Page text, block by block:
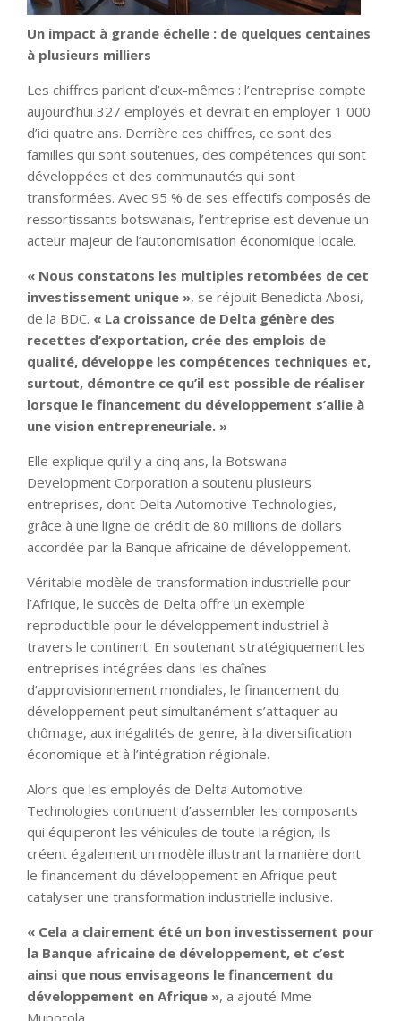
Un impact à grande échelle : de quelques centaines
à plusieurs milliers
Les chiffres parlent d’eux-mêmes : l’entreprise compte
aujourd’hui 327 employés et devrait en employer 1 000
d’ici quatre ans. Derrière ces chiffres, ce sont des
familles qui sont soutenues, des compétences qui sont
développées et des communautés qui sont
transformées. Avec 95 % de ses effectifs composés de
ressortissants botswanais, l’entreprise est devenue un
acteur majeur de l’autonomisation économique locale.
« Nous constatons les multiples retombées de cet
investissement unique », se réjouit Benedicta Abosi,
de la BDC. « La croissance de Delta génère des
recettes d’exportation, crée des emplois de
qualité, développe les compétences techniques et,
surtout, démontre ce qu’il est possible de réaliser
lorsque le financement du développement s’allie à
une vision entrepreneuriale. »
Elle explique qu’il y a cinq ans, la Botswana
Development Corporation a soutenu plusieurs
entreprises, dont Delta Automotive Technologies,
grâce à une ligne de crédit de 80 millions de dollars
accordée par la Banque africaine de développement.
Véritable modèle de transformation industrielle pour
l’Afrique, le succès de Delta offre un exemple
reproductible pour le développement industriel à
travers le continent. En soutenant stratégiquement les
entreprises intégrées dans les chaînes
d’approvisionnement mondiales, le financement du
développement peut simultanément s’attaquer au
chômage, aux inégalités de genre, à la diversification
économique et à l’intégration régionale.
Alors que les employés de Delta Automotive
Technologies continuent d’assembler les composants
qui équiperont les véhicules de toute la région, ils
créent également un modèle illustrant la manière dont
le financement du développement en Afrique peut
catalyser une transformation industrielle inclusive.
« Cela a clairement été un bon investissement pour
la Banque africaine de développement, et c’est
ainsi que nous envisageons le financement du
développement en Afrique », a ajouté Mme